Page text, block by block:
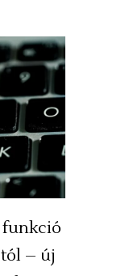
funkció
– új